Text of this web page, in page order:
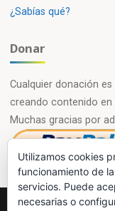
¿Sabías qué?
Donar
Cualquier donación
creando contenido en
Muchas gracias por
Utilizamos cookies
funcionamiento de
servicios. Puede
necesarias o